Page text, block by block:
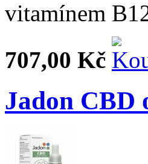
vitamínem
707,00 Kč
Jadon CBD